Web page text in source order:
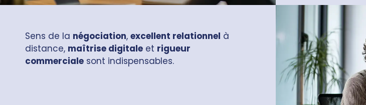
Sens de la négociation, excellent relationnel à
distance, maîtrise digitale et rigueur
commerciale sont indispensables.